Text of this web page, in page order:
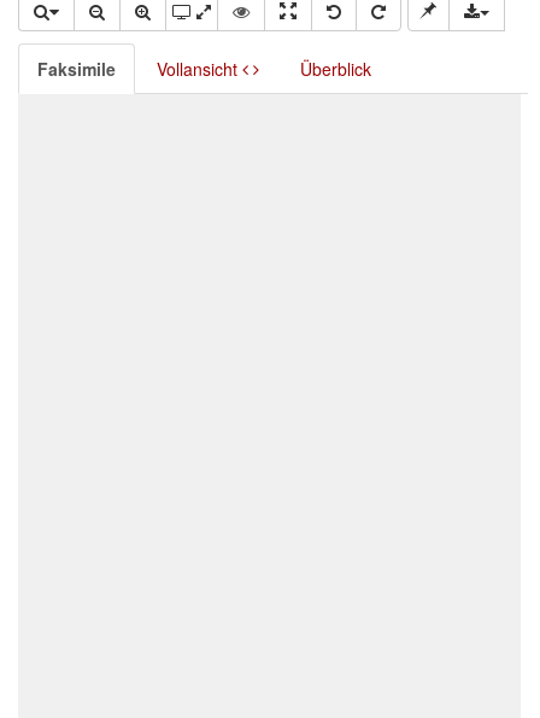
Faksimile Vollansicht Überblick